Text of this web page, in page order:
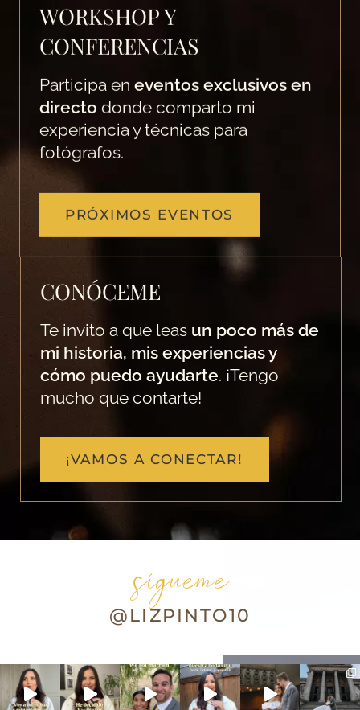
WORKSHOP Y
CONFERENCIAS
Participa en eventos exclusivos en
directo donde comparto mi
experiencia y técnicas para
fotógrafos.
PRÓXIMOS EVENTOS
CONÓCEME
Te invito a que leas un poco más de
mi historia, mis experiencias y
cómo puedo ayudarte. ¡Tengo
mucho que contarte!
¡VAMOS A CONECTAR!
sígueme
@LIZPINTO10